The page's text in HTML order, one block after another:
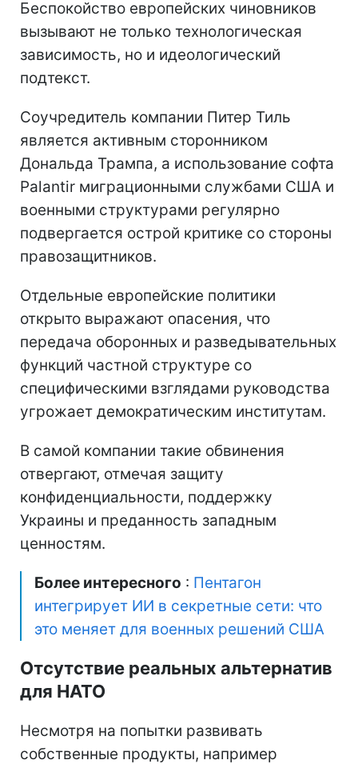
Беспокойство европейских чиновников
вызывают не только технологическая
зависимость, но и идеологический
подтекст.
Соучредитель компании Питер Тиль
является активным сторонником
Дональда Трампа, а использование софта
Palantir миграционными службами США и
военными структурами регулярно
подвергается острой критике со стороны
правозащитников.
Отдельные европейские политики
открыто выражают опасения, что
передача оборонных и разведывательных
функций частной структуре со
специфическими взглядами руководства
угрожает демократическим институтам.
В самой компании такие обвинения
отвергают, отмечая защиту
конфиденциальности, поддержку
Украины и преданность западным
ценностям.
Более интересного : Пентагон
интегрирует ИИ в секретные сети: что
это меняет для военных решений США
Отсутствие реальных альтернатив
для НАТО
Несмотря на попытки развивать
собственные продукты, например